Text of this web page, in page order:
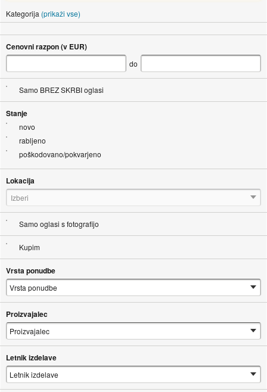
Kategorija (prikaži vse)
Cenovni razpon (v EUR)
do
Samo BREZ SKRBI oglasi
Stanje
novo
rabljeno
poškodovano/pokvarjeno
Lokacija
Izberi
Samo oglasi s fotografijo
Kupim
Vrsta ponudbe
Proizvajalec
Letnik izdelave